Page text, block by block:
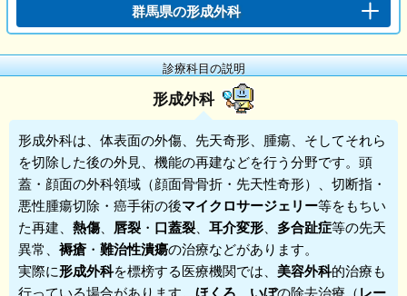
群馬県の形成外科
診療科目の説明
形成外科
形成外科は、体表面の外傷、先天奇形、腫瘍、そしてそれら
を切除した後の外見、機能の再建などを行う分野です。頭
蓋・顔面の外科領域（顔面骨骨折・先天性奇形）、切断指・
悪性腫瘍切除・癌手術の後マイクロサージェリー等をもちい
た再建、 熱傷 唇裂 ・ 口蓋裂 耳介変形 多合趾症等の先天
異常、 褥瘡 ・ 難治性潰瘍の治療などがあります。
実際に形成外科を標榜する医療機関では、 美容外科的治療も
行っている場合があります。
の除去治療（